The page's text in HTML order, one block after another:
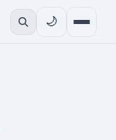
🌙